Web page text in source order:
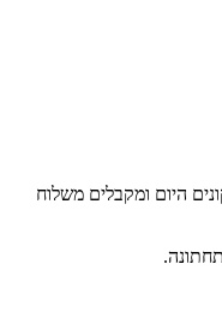
היום ומקבלים משלוח